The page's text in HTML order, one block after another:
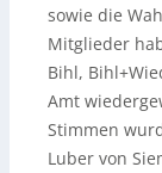
sowie die
Mitglieder
Bihl,
Amt
Stimmen
Luber von